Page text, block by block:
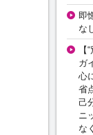
即
な
ガ
心
省
己
ニ
な